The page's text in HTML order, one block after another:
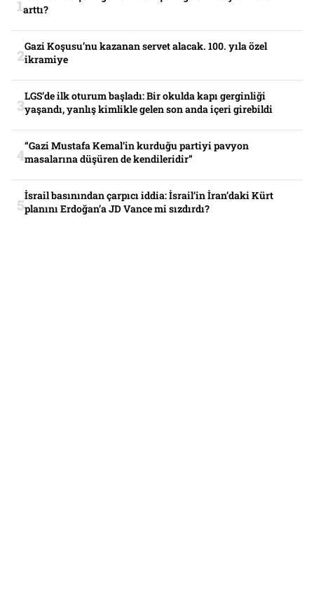
arttı?
Gazi Koşusu’nu kazanan servet alacak. 100. yıla özel
ikramiye
LGS’de ilk oturum başladı: Bir okulda kapı gerginliği
yaşandı, yanlış kimlikle gelen son anda içeri girebildi
“Gazi Mustafa Kemal’in kurduğu partiyi pavyon
masalarına düşüren de kendileridir”
İsrail basınından çarpıcı iddia: İsrail’in İran’daki Kürt
planını Erdoğan’a JD Vance mi sızdırdı?